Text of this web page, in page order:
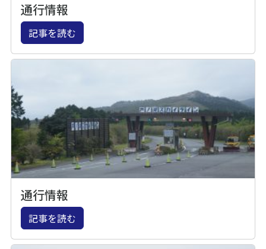
通行情報
記事を読む
通行情報
記事を読む